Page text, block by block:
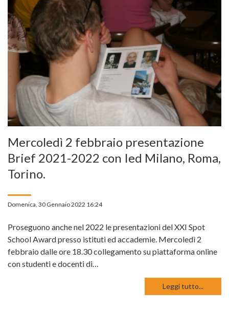
Mercoledì 2 febbraio presentazione
Brief 2021-2022 con Ied Milano, Roma,
Torino.
Domenica, 30 Gennaio 2022 16:24
Proseguono anche nel 2022 le presentazioni del XXI Spot
School Award presso istituti ed accademie. Mercoledì 2
febbraio dalle ore 18.30 collegamento su piattaforma online
con studenti e docenti di…
Leggi tutto...